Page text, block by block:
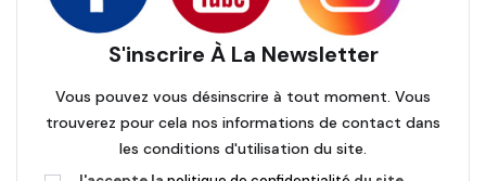
S'inscrire À La Newsletter
Vous pouvez vous désinscrire à tout moment. Vous
trouverez pour cela nos informations de contact dans
les conditions d'utilisation du site.